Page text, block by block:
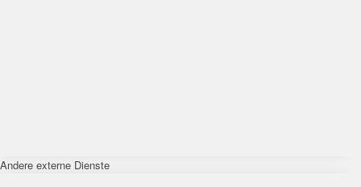
Andere externe Dienste